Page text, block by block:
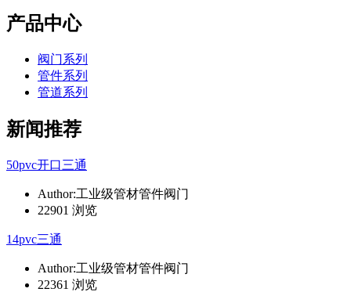
产品中心
阀门系列
管件系列
管道系列
新闻推荐
50pvc开口三通
Author:工业级管材管件阀门
22901 浏览
14pvc三通
Author:工业级管材管件阀门
22361 浏览